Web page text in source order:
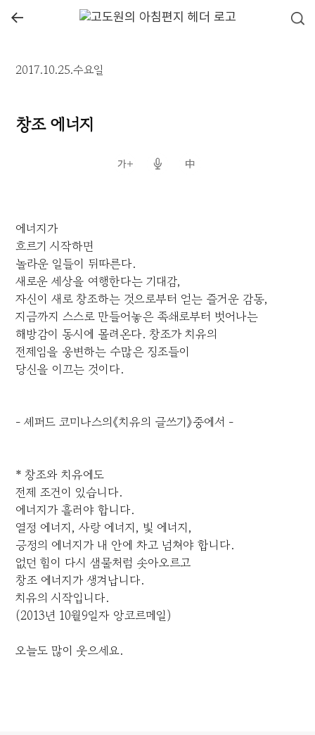
←
2017.10.25.수요일
창조 에너지
에너지가
흐르기 시작하면
놀라운 일들이 뒤따른다.
새로운 세상을 여행한다는 기대감,
자신이 새로 창조하는 것으로부터 얻는 즐거운 감동,
지금까지 스스로 만들어놓은 족쇄로부터 벗어나는
해방감이 동시에 몰려온다. 창조가 치유의
전제임을 웅변하는 수많은 징조들이
당신을 이끄는 것이다.
- 셰퍼드 코미나스의《치유의 글쓰기》중에서 -
* 창조와 치유에도
전제 조건이 있습니다.
에너지가 흘러야 합니다.
열정 에너지, 사랑 에너지, 빛 에너지,
긍정의 에너지가 내 안에 차고 넘쳐야 합니다.
없던 힘이 다시 샘물처럼 솟아오르고
창조 에너지가 생겨납니다.
치유의 시작입니다.
(2013년 10월9일자 앙코르메일)
오늘도 많이 웃으세요.